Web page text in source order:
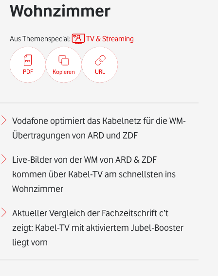
Wohnzimmer
Aus Themenspecial: TV & Streaming
PDF Kopieren URL
Vodafone optimiert das Kabelnetz für die WM-
Übertragungen von ARD und ZDF
Live-Bilder von der WM von ARD & ZDF
kommen über Kabel-TV am schnellsten ins
Wohnzimmer
Aktueller Vergleich der Fachzeitschrift c’t
zeigt: Kabel-TV mit aktiviertem Jubel-Booster
liegt vorn